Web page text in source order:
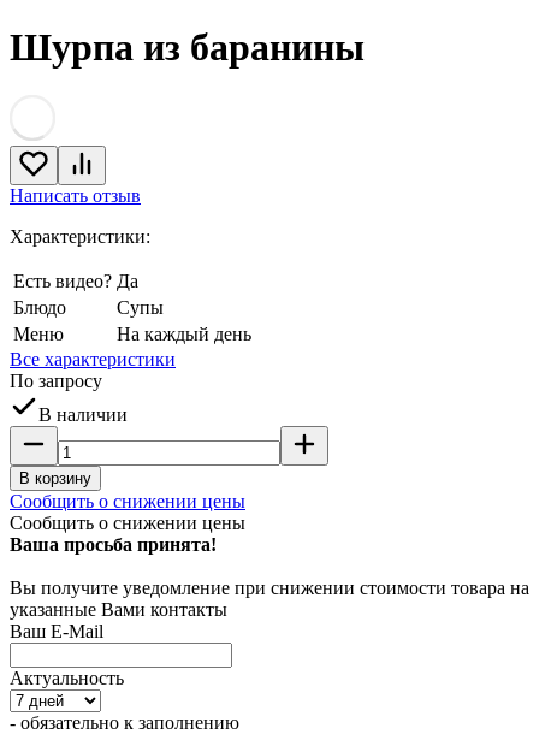
Шурпа из баранины
Написать отзыв
Характеристики:
Есть видео? Да
Блюдо
Супы
Меню
На каждый день
Все характеристики
По запросу
В наличии
В корзину
Сообщить о снижении цены
Сообщить о снижении цены
Ваша просьба принята!
Вы получите уведомление при снижении стоимости товара на
указанные Вами контакты
Ваш E-Mail
Актуальность
- обязательно к заполнению